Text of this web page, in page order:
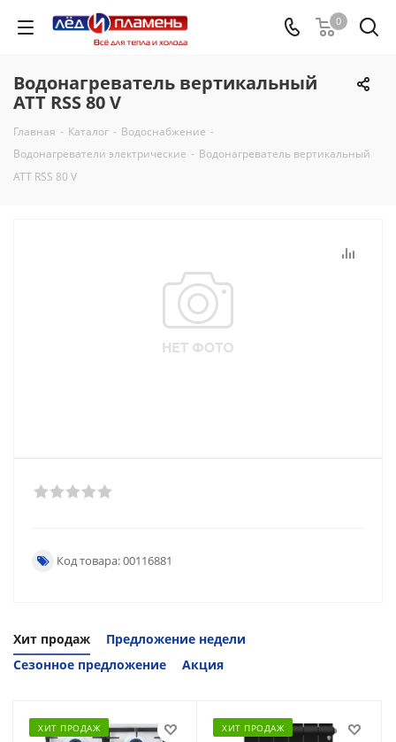
0
Водонагреватель вертикальный
АТТ RSS 80 V
Главная - Каталог - Водоснабжение -
Водонагреватели электрические - Водонагреватель вертикальный
АТТ RSS 80 V
Код товара: 00116881
Хит продаж
Предложение недели
Сезонное предложение
Акция
ХИТ ПРОДАЖ ХИТ ПРОДАЖ